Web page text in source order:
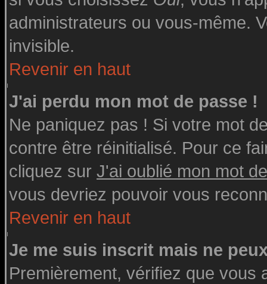
administrateurs ou vous-même.
invisible.
Revenir en haut
J'ai perdu mon mot de passe !
Ne paniquez pas ! Si votre mot
contre être réinitialisé. Pour ce
cliquez sur J'ai oublié mon mot
vous devriez pouvoir vous
Revenir en haut
Je me suis inscrit mais ne
Premièrement, vérifiez que